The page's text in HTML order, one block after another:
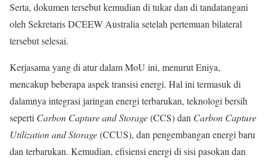
Serta, dokumen tersebut kemudian di tukar dan di tandatangani
oleh Sekretaris DCEEW Australia setelah pertemuan bilateral
tersebut selesai.
Kerjasama yang di atur dalam MoU ini, menurut Eniya,
mencakup beberapa aspek transisi energi. Hal ini termasuk di
dalamnya integrasi jaringan energi terbarukan, teknologi bersih
seperti Carbon Capture and Storage(CCS) dan Carbon Capture
Utilization and Storage(CCUS), dan pengembangan energi baru
dan terbarukan. Kemudian, efisiensi energi di sisi pasokan dan